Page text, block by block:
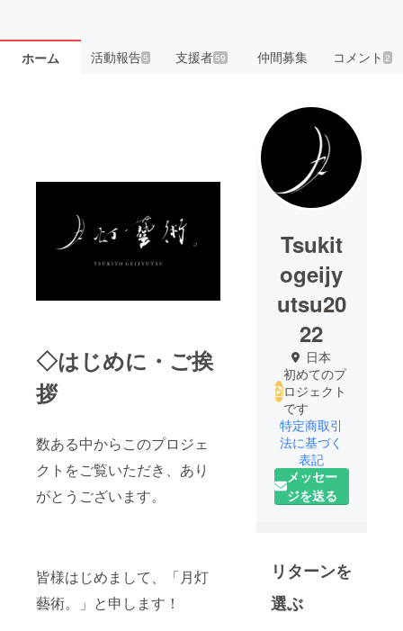
ホーム 活動報告5 支援者59 仲間募集 コメント 2
◇はじめに・ご挨
拶
数ある中からこのプロジェ
クトをご覧いただき、あり
がとうございます。
皆様はじめまして、「月灯
藝術。」と申します！
Tsukit
ogeijy
utsu20
22
日本
初めてのプ
ロジェクト
です
特定商取引
法に基づく
表記
メッセー
ジを送る
リターンを
選ぶ